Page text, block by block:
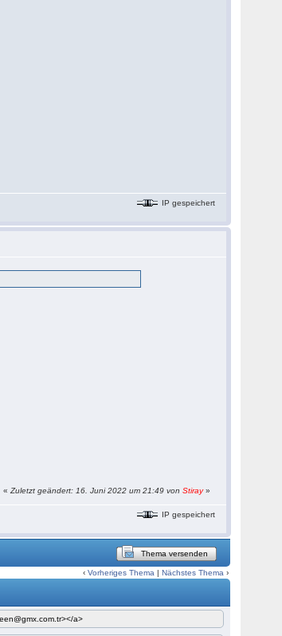
IP gespeichert
«Zuletzt geändert: 16. Juni 2022 um 21:49 vonStiray»
IP gespeichert
Thema versenden
‹Vorheriges Thema |Nächstes Thema ›